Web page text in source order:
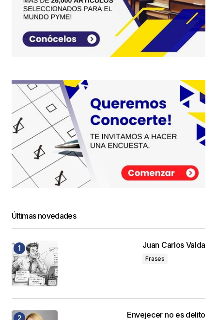
Últimas novedades
Juan Carlos Valda
Frases
Envejecer no es delito